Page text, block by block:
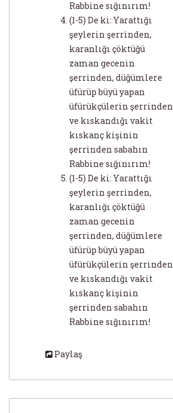
Rabbine sığınırım!
(1-5) De ki: Yarattığı
şeylerin şerrinden,
karanlığı çöktüğü
zaman gecenin
şerrinden, düğümlere
üfürüp büyü yapan
üfürükçülerin şerrinden
ve kıskandığı vakit
kıskanç kişinin
şerrinden sabahın
Rabbine sığınırım!
(1-5) De ki: Yarattığı
şeylerin şerrinden,
karanlığı çöktüğü
zaman gecenin
şerrinden, düğümlere
üfürüp büyü yapan
üfürükçülerin şerrinden
ve kıskandığı vakit
kıskanç kişinin
şerrinden sabahın
Rabbine sığınırım!
Paylaş